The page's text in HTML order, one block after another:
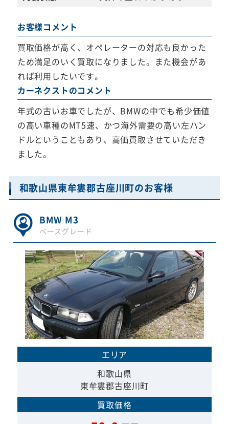
お客様コメント
買取価格が高く、オペレーターの対応も良かった
ため満足のいく買取になりました。また機会があ
れば利用したいです。
カーネクストのコメント
年式の古いお車でしたが、BMWの中でも希少価値
の高い車種のMT5速、かつ海外需要の高い左ハン
ドルということもあり、高価買取させていただき
ました。
和歌山県東牟婁郡古座川町のお客様
BMW M3
ベースグレード
エリア
和歌山県
東牟婁郡古座川町
買取価格